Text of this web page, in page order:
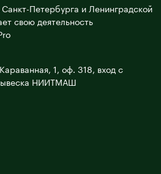
Петербурга и Ленинградской
свою деятельность
1, оф. 318, вход с
НИИТМАШ